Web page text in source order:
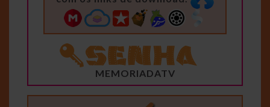
MEMORIADATV